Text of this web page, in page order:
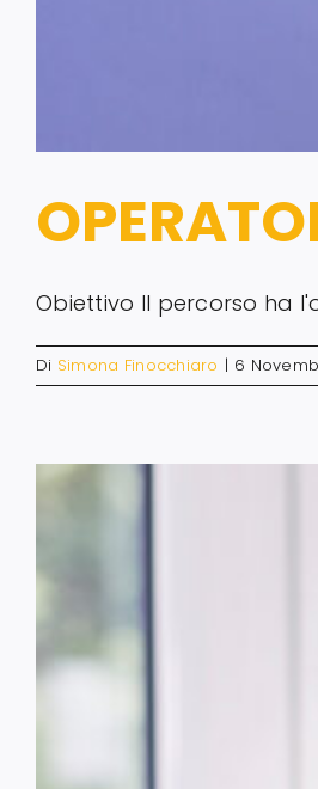
Obiettivo Il percorso ha
Di Simona Finocchiaro | 6